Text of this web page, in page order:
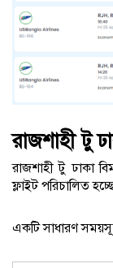
রাজশাহী টু
রাজশাহী টু ঢাকা
ফ্লাইট পরিচালিত
একটি সাধারণ